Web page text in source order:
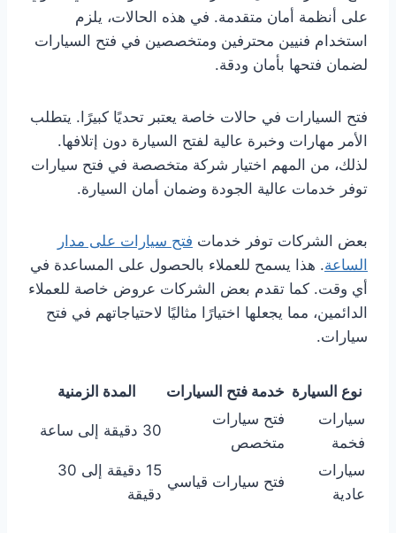
على أنظمة أمان متقدمة. في هذه الحالات، يلزم
استخدام فنيين محترفين ومتخصصين في فتح السيارات
لضمان فتحها بأمان ودقة.
فتح السيارات في حالات خاصة يعتبر تحديًا كبيرًا. يتطلب
الأمر مهارات وخبرة عالية لفتح السيارة دون إتلافها.
لذلك، من المهم اختيار شركة متخصصة في فتح سيارات
توفر خدمات عالية الجودة وضمان أمان السيارة.
بعض الشركات توفر خدمات فتح سيارات على مدار
الساعة. هذا يسمح للعملاء بالحصول على المساعدة في
أي وقت. كما تقدم بعض الشركات عروض خاصة للعملاء
الدائمين، مما يجعلها اختيارًا مثاليًا لاحتياجاتهم في فتح
سيارات.
نوع السيارة خدمة فتح السيارات
المدة الزمنية
سيارات
فخمة
فتح سيارات
متخصص
30 دقيقة إلى ساعة
سيارات
عادية
فتح سيارات قياسي
15 دقيقة إلى 30
دقيقة